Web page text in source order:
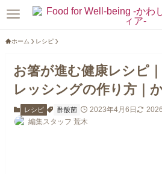
ホーム レシピ
お箸が進む健康レシピ
レッシングの作り方｜
レシピ 酢酸菌 2023年4月6日
編集スタッフ 荒木